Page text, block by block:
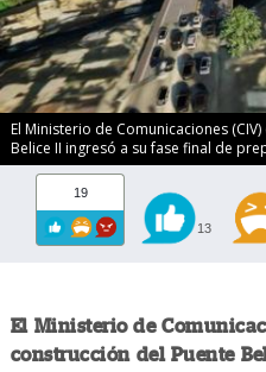
El Ministerio de Comunicaciones
Belice II ingresó a su fase final de
19
13
El Ministerio de
construcción del Puente